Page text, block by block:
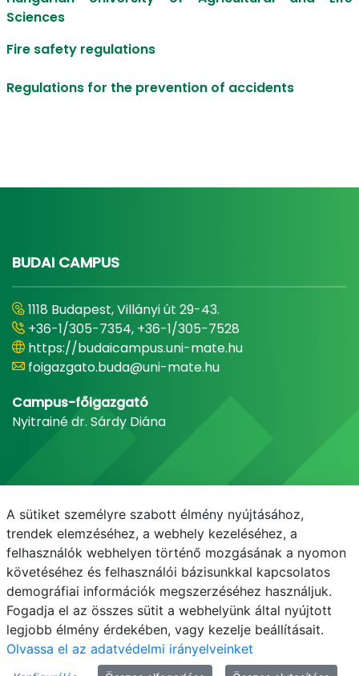
Sciences
Fire safety regulations
Regulations for the prevention of accidents
BUDAI CAMPUS
1118 Budapest, Villányi út 29-43.
+36-1/305-7354, +36-1/305-7528
https://budaicampus.uni-mate.hu
foigazgato.buda@uni-mate.hu
Campus-főigazgató
Nyitrainé dr. Sárdy Diána
E-mail Telefonkönyv NEPTUN E-learning
A sütiket személyre szabott élmény nyújtásához,
trendek elemzéséhez, a webhely kezeléséhez, a
felhasználók webhelyen történő mozgásának a nyomon
követéséhez és felhasználói bázisunkkal kapcsolatos
demográfiai információk megszerzéséhez használjuk.
Fogadja el az összes sütit a webhelyünk által nyújtott
legjobb élmény érdekében, vagy kezelje beállításait.
Olvassa el az adatvédelmi irányelveinket